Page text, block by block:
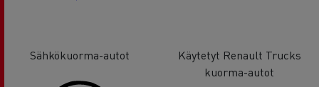
Sähkökuorma-autot
Käytetyt Renault Trucks
kuorma-autot